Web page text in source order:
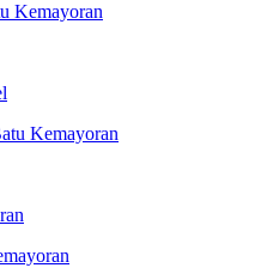
Kemayoran
Kemayoran